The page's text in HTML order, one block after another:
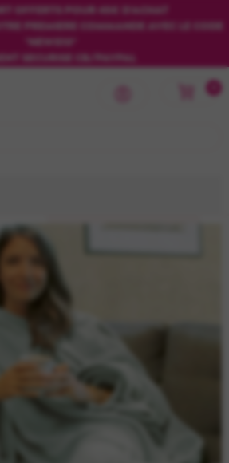
OFFERTS POUR 45€ D'ACHAT
PREMIERE COMMANDE AVEC LE CODE
"NEWS10"
SECURISE CB/PAYPAL